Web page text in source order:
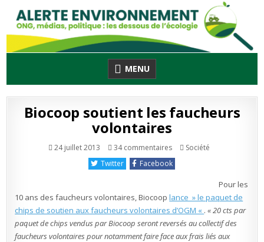
content
MENU
Biocoop soutient les faucheurs
volontaires
24 juillet 2013 34 commentairessur
soutient
les
Publié
Société
Twitter
Facebook
Pour les
10 ans des faucheurs volontaires, Biocooplance » le paquet de
chips de soutien aux faucheurs volontaires d’OGM « . « 20 cts par
paquet de chips vendus par Biocoop seront reversés au collectif des
faucheurs volontaires pour notamment faire face aux frais liés aux